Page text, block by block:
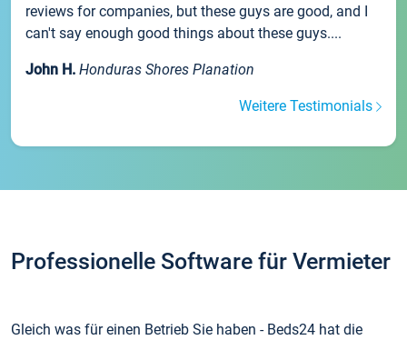
reviews for companies, but these guys are good, and I
can't say enough good things about these guys....
John H. Honduras Shores Planation
Weitere Testimonials
Professionelle Software für Vermieter
Gleich was für einen Betrieb Sie haben - Beds24 hat die